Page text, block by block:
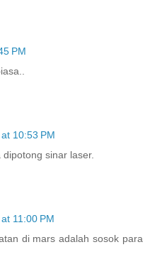
PM
10:53 PM
sinar laser.
11:00 PM
di mars adalah sosok para